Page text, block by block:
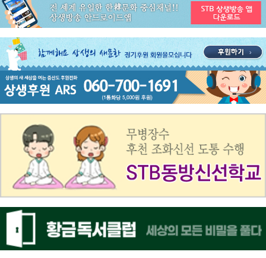
공지사항 ON AIR 서비스 장애 복구 안내